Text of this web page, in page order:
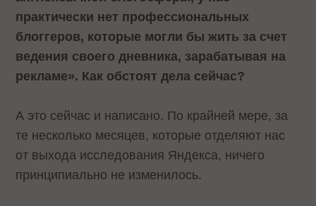
практически нет профессиональных
блоггеров, которые могли бы жить за счет
ведения своего дневника, зарабатывая на
рекламе». Как обстоят дела сейчас?
А это сейчас и написано. По крайней мере, за
те несколько месяцев, которые отделяют нас
от выхода исследования Яндекса, ничего
принципиально не изменилось.